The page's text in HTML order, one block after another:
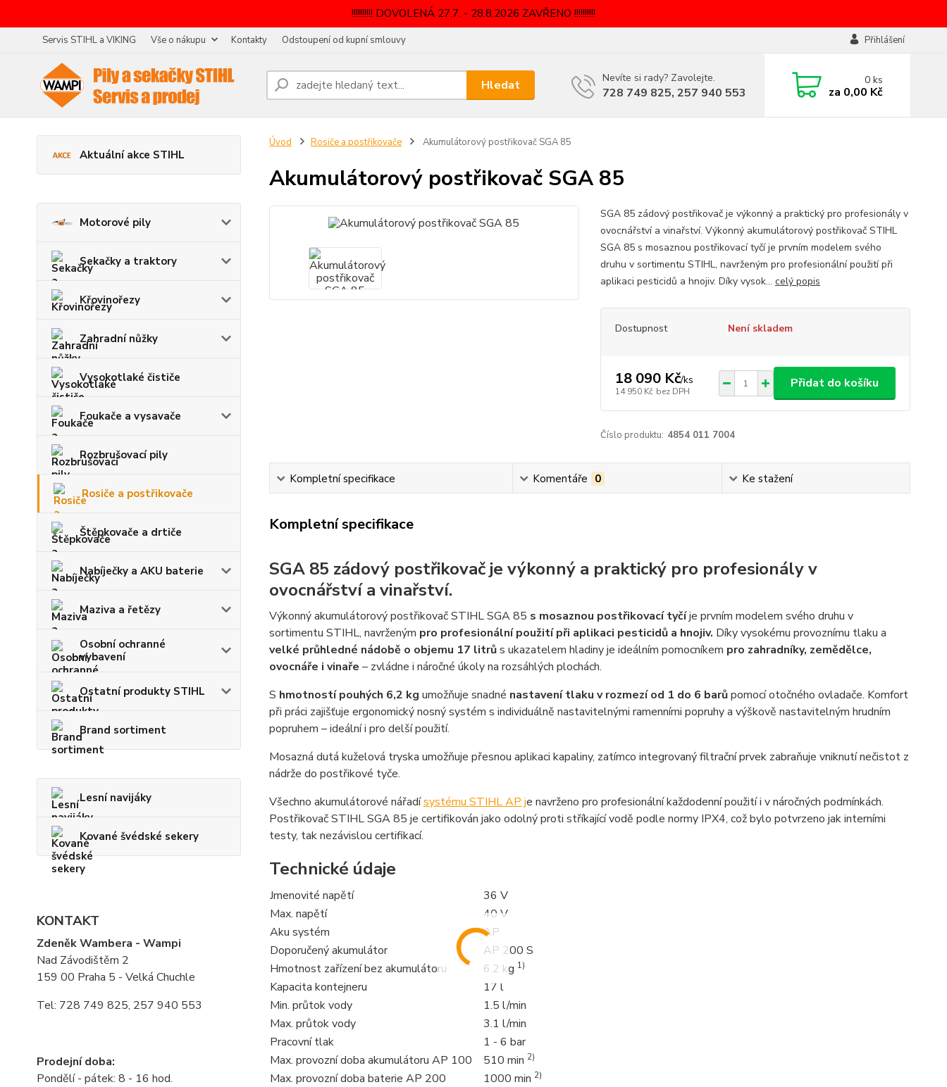
!!!!!!!!!! DOVOLENÁ 27.7. - 28.8.2026 ZAVŘENO !!!!!!!!!!
Servis STIHL a VIKING Vše o nákupu Kontakty Odstoupení od kupní smlouvy Přihlášení
Hledat Nevíte si rady? Zavolejte.
728 749 825, 257 940 553
0ks
za 0,00 Kč
Aktuální akce STIHL
Motorové pily
Sekačky a traktory
Křovinořezy
Zahradní nůžky
Vysokotlaké čističe
Foukače a vysavače
Rozbrušovací pily
Rosiče a postřikovače
Štěpkovače a drtiče
Nabíječky a AKU baterie
Maziva a řetězy
Osobní ochranné
vybavení
Ostatní produkty STIHL
Brand sortiment
Lesní navijáky
Kované švédské sekery
KONTAKT
Zdeněk Wambera - Wampi
Nad Závodištěm 2
159 00 Praha 5 - Velká Chuchle
Tel: 728 749 825, 257 940 553
Prodejní doba:
Pondělí - pátek: 8 - 16 hod.
Úvod Rosiče a postřikovače Akumulátorový postřikovač SGA 85
Akumulátorový postřikovač SGA 85
SGA 85 zádový postřikovač je výkonný a praktický pro profesionály v
ovocnářství a vinařství. Výkonný akumulátorový postřikovač STIHL
SGA 85 s mosaznou postřikovací tyčí je prvním modelem svého
druhu v sortimentu STIHL, navrženým pro profesionální použití při
aplikaci pesticidů a hnojiv. Díky vysok... celý popis
Dostupnost Není skladem
18 090 Kč/ks
14 950 Kč bez DPH
Přidat do košíku
Číslo produktu: 4854 011 7004
Kompletní specifikace Komentáře 0 Ke stažení
Kompletní specifikace
SGA 85 zádový postřikovač je výkonný a praktický pro profesionály v
ovocnářství a vinařství.
Výkonný akumulátorový postřikovač STIHL SGA 85 s mosaznou postřikovací tyčíje prvním modelem svého druhu v
sortimentu STIHL, navrženým pro profesionální použití při aplikaci pesticidů a hnojiv. Díky vysokému provoznímu tlaku a
velké průhledné nádobě o objemu 17 litrůs ukazatelem hladiny je ideálním pomocníkem pro zahradníky, zemědělce,
ovocnáře i vinaře – zvládne i náročné úkoly na rozsáhlých plochách.
S hmotností pouhých 6,2 kg umožňuje snadné nastavení tlaku v rozmezí od 1 do 6 barůpomocí otočného ovladače. Komfort
při práci zajišťuje ergonomický nosný systém s individuálně nastavitelnými ramenními popruhy a výškově nastavitelným hrudním
popruhem – ideální i pro delší použití.
Mosazná dutá kuželová tryska umožňuje přesnou aplikaci kapaliny, zatímco integrovaný filtrační prvek zabraňuje vniknutí nečistot z
nádrže do postřikové tyče.
Všechno akumulátorové nářadísystému STIHL AP je navrženo pro profesionální každodenní použití i v náročných podmínkách.
Postřikovač STIHL SGA 85 je certifikován jako odolný proti stříkající vodě podle normy IPX4, což bylo potvrzeno jak interními
testy, tak nezávislou certifikací.
Technické údaje
Jmenovité napětí
36 V
Max. napětí
40 V
Aku systém
AP
Doporučený akumulátor
AP 200 S
Hmotnost zařízení bez akumulátoru
6.2 kg 1)
Kapacita kontejneru
17 l
Min. průtok vody
1.5 l/min
Max. průtok vody
3.1 l/min
Pracovní tlak
1 - 6 bar
Max. provozní doba akumulátoru AP 100
510 min 2)
Max. provozní doba baterie AP 200 1000 min 2)